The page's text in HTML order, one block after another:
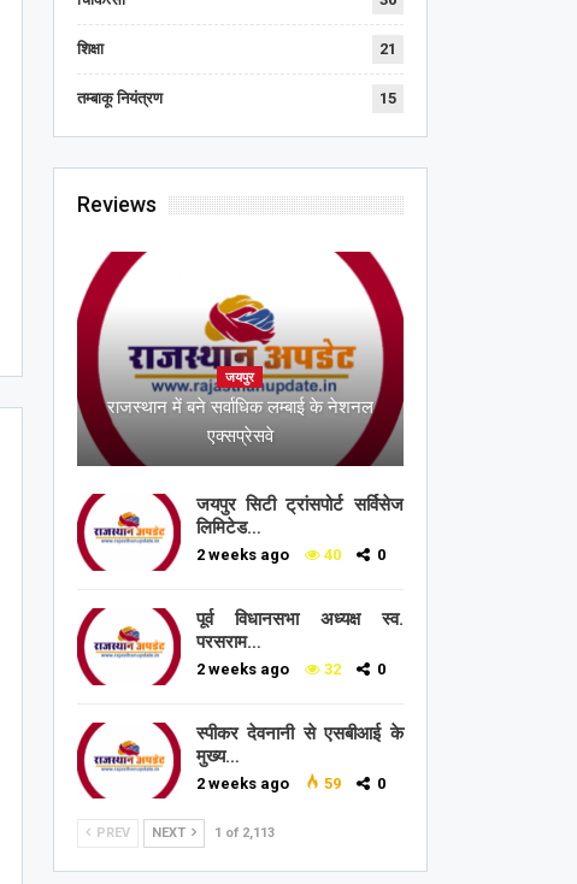
शिक्षा 21
तम्बाकू नियंत्रण 15
Reviews
जयपुर
राजस्थान में बने सर्वाधिक लम्बाई के नेशनल
एक्सप्रेसवे
जयपुर सिटी ट्रांसपोर्ट सर्विसेज
लिमिटेड…
2 weeks ago 40 0
पूर्व विधानसभा अध्यक्ष स्व.
परसराम…
2 weeks ago 32 0
स्पीकर देवनानी से एसबीआई के
मुख्य…
2 weeks ago 59 0
PREV NEXT 1 of 2,113